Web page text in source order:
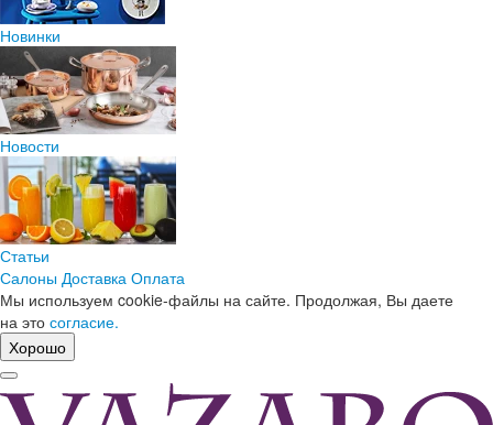
Новинки
Новости
Статьи
Салоны Доставка Оплата
Мы используем cookie-файлы на сайте. Продолжая, Вы даете
на это согласие.
Хорошо